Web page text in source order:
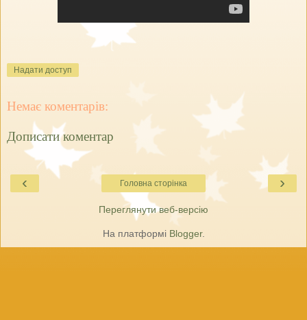
Надати доступ
Немає коментарів:
Дописати коментар
‹ ›
Головна сторінка
Переглянути веб-версію
На платформі Blogger.